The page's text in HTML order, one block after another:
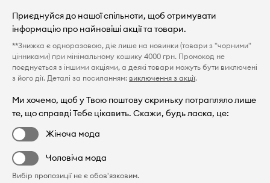
Приєднуйся до нашої спільноти, щоб отримувати
інформацію про найновіші акції та товари.
**Знижка є одноразовою, діє лише на новинки (товари з "чорними"
цінниками) при мінімальному кошику 4000 грн. Промокод не
поєднується з іншими акціями, а деякі товари можуть бути виключені
з його дії. Деталі за посиланням: виключення з акції.
Ми хочемо, щоб у Твою поштову скриньку потрапляло лише
те, що справді Тебе цікавить. Скажи, будь ласка, це:
Жіноча мода
Чоловіча мода
Вибір пропозиції не є обов'язковим.